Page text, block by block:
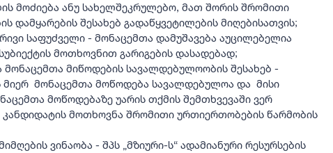
მოძიება ანუ სახელშეკრულებო, მათ შორის შრომითი
დამყარების შესახებ გადაწყვეტილების მიღებისათვის;
საფუძველი - მონაცემთა დამუშავება აუცილებელია
მოთხოვნით გარიგების დასადებად;
მონაცემთა მიწოდების სავალდებულოობის შესახებ -
მიერ მონაცემთა მოწოდება სავალდებულოა და მისი
მოწოდებაზე უარის თქმის შემთხვევაში ვერ
კანდიდატის მოთხოვნა შრომითი ურთიერთობების წარმობის
ვინაობა - შპს „მზიური-ს“ ადამიანური რესურსების